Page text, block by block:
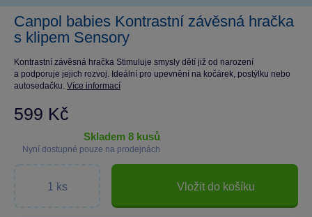
Canpol babies Kontrastní závěsná hračka
s klipem Sensory
Kontrastní závěsná hračka Stimuluje smysly dětí již od narození
a podporuje jejich rozvoj. Ideální pro upevnění na kočárek, postýlku nebo
autosedačku. Více informací
599 Kč
skladem 8 kusů
Nyní dostupné pouze na prodejnách
Vložit do košíku